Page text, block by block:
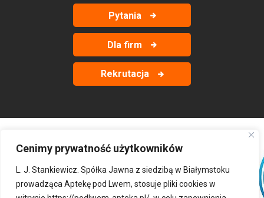
Cenimy prywatność użytkowników
L. J. Stankiewicz. Spółka Jawna z siedzibą w Białymstoku
prowadząca Aptekę pod Lwem, stosuje pliki cookies w
Pytania
Dla firm
Rekrutacja
‹